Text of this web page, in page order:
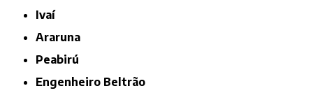
Ivaí
Araruna
Peabirú
Engenheiro Beltrão